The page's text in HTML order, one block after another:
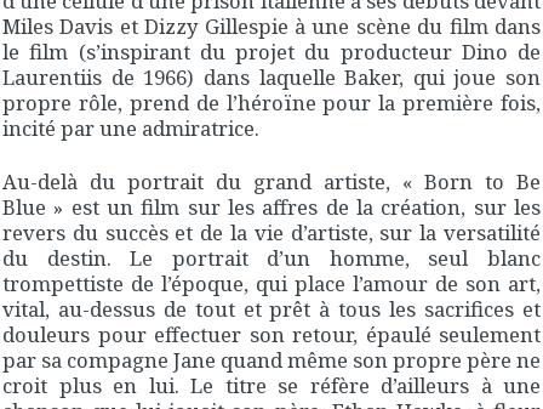
Miles Davis et Dizzy Gillespie à une scène du film dans
le film (s’inspirant du projet du producteur Dino de
Laurentiis de 1966) dans laquelle Baker, qui joue son
propre rôle, prend de l’héroïne pour la première fois,
incité par une admiratrice.
Au-delà du portrait du grand artiste, « Born to Be
Blue » est un film sur les affres de la création, sur les
revers du succès et de la vie d’artiste, sur la versatilité
du destin. Le portrait d’un homme, seul blanc
trompettiste de l’époque, qui place l’amour de son art,
vital, au-dessus de tout et prêt à tous les sacrifices et
douleurs pour effectuer son retour, épaulé seulement
par sa compagne Jane quand même son propre père ne
croit plus en lui. Le titre se réfère d’ailleurs à une